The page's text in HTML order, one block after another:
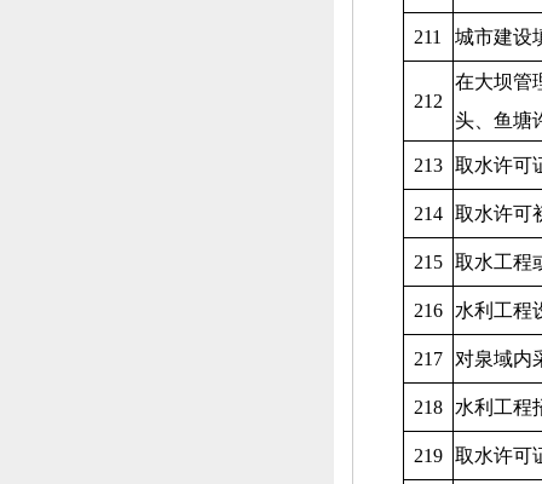
211 城市建设
212
在大坝管
头、 鱼塘
213 取水许可
214 取水许可
215 取水工程
216 水利工程
217 对泉域内
218 水利工程
219 取水许可